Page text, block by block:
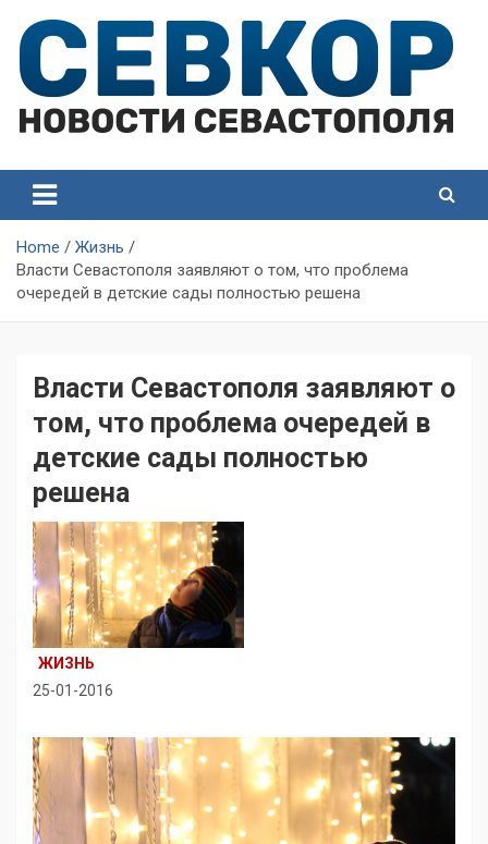
content
Севастополя
Севастополя
Home
Жизнь
Власти Севастополя заявляют о том, что проблема
очередей в детские сады полностью решена
Власти Севастополя заявляют о
том, что проблема очередей в
детские сады полностью
решена
ЖИЗНЬ
25-01-2016